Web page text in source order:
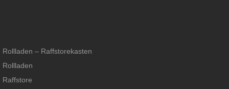
Rollladen – Raffstorekasten
Rollladen
Raffstore